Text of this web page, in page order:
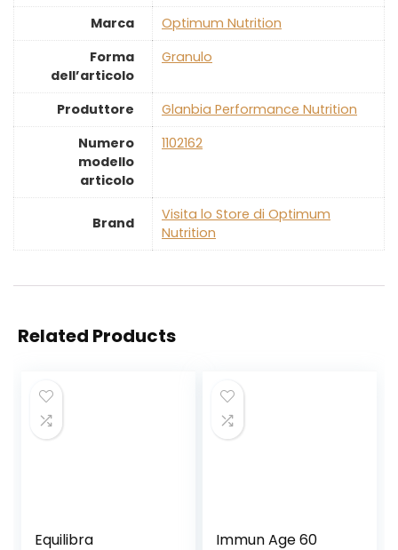
Marca
‎Optimum Nutrition
Forma
dell’articolo
‎Granulo
Produttore
‎Glanbia Performance Nutrition
Numero
modello
articolo
‎1102162
Brand
Visita lo Store di Optimum
Nutrition
Related Products
Equilibra
Immun Age 60